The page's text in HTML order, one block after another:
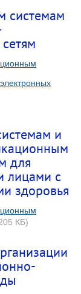
системам
и
для
лицами с
здоровья
КБ)